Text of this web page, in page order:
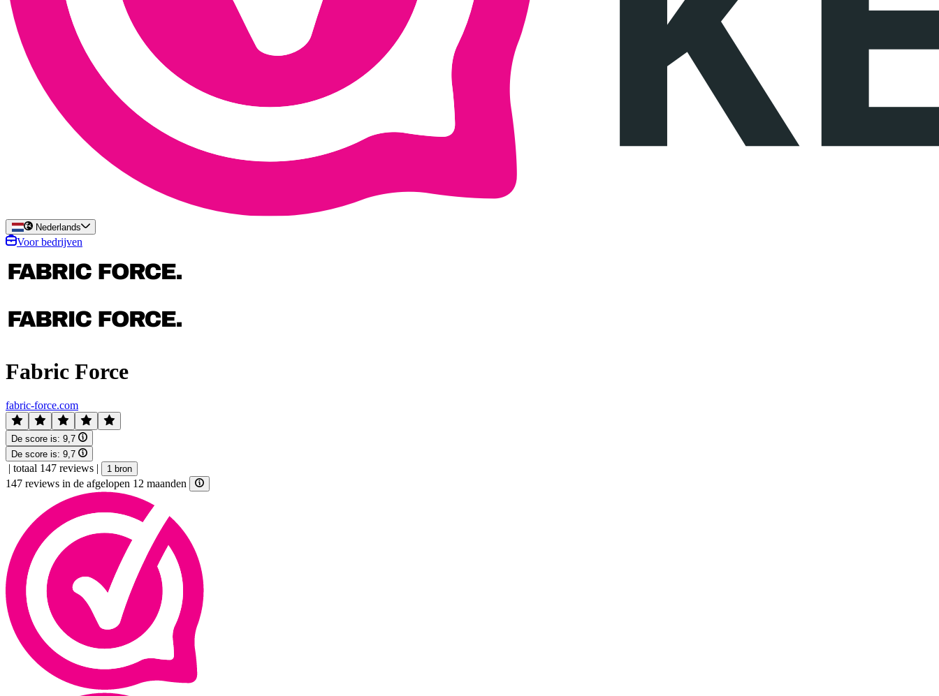
Nederlands
Voor bedrijven
Fabric Force
fabric-force.com
De score is: 9,7
De score is: 9,7
| totaal 147 reviews | 1 bron
147 reviews in de afgelopen 12 maanden